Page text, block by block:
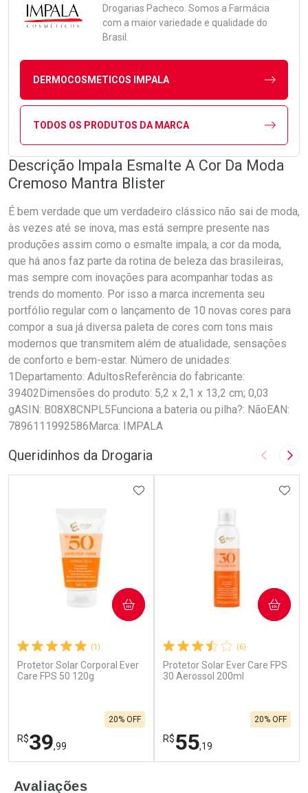
Drogarias Pacheco. Somos a Farmácia
com a maior variedade e qualidade do
Brasil.
DERMOCOSMETICOS IMPALA
TODOS OS PRODUTOS DA MARCA
Descrição Impala Esmalte A Cor Da Moda
Cremoso Mantra Blister
É bem verdade que um verdadeiro clássico não sai de moda,
às vezes até se inova, mas está sempre presente nas
produções assim como o esmalte impala, a cor da moda,
que há anos faz parte da rotina de beleza das brasileiras,
mas sempre com inovações para acompanhar todas as
trends do momento. Por isso a marca incrementa seu
portfólio regular com o lançamento de 10 novas cores para
compor a sua já diversa paleta de cores com tons mais
modernos que transmitem além de atualidade, sensações
de conforto e bem-estar. Número de unidades:
1Departamento: AdultosReferência do fabricante:
39402Dimensões do produto: 5,2 x 2,1 x 13,2 cm; 0,03
gASIN: B08X8CNPL5Funciona a bateria ou pilha?: NãoEAN:
7896111992586Marca: IMPALA
Queridinhos da Drogaria Imagem
(1)
Protetor Solar Corporal Ever
Care FPS 50 120g
R$39,99
20% OFF
ADICIONAR AOS FAVORITOS
COMPRAR
(6)
Protetor Solar Ever Care FPS
30 Aerossol 200ml
R$55,19
20% OFF
COMPRAR
Avaliações